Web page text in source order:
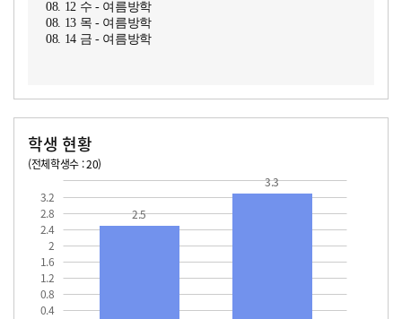
08. 12 수 - 여름방학
08. 13 목 - 여름방학
08. 14 금 - 여름방학
학생 현황
(전체학생수 : 20)
0.4
0.8
1.2
1.6
2
2.4
2.8
3.2
2.5
3.3